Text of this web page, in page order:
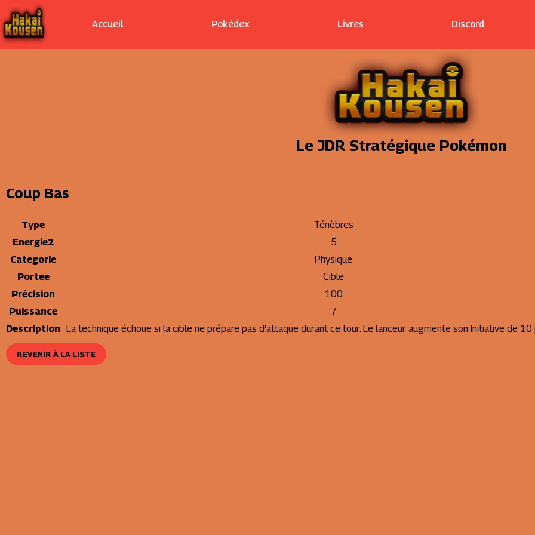
Accueil Pokédex Livres Discord
Le JDR Stratégique Pokémon
Coup Bas
Type
Ténèbres
Energie2
5
Categorie
Physique
Portee
Cible
Précision
100
Puissance
7
Description La technique échoue si la cible ne prépare pas d'attaque durant ce tour. Le lanceur augmente son Initiative de
REVENIR À LA LISTE